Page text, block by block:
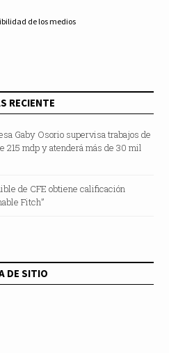
de los medios
RECIENTE
Gaby Osorio supervisa trabajos de
mdp y atenderá más de 30 mil
de CFE obtiene calificación
Fitch”
DE SITIO